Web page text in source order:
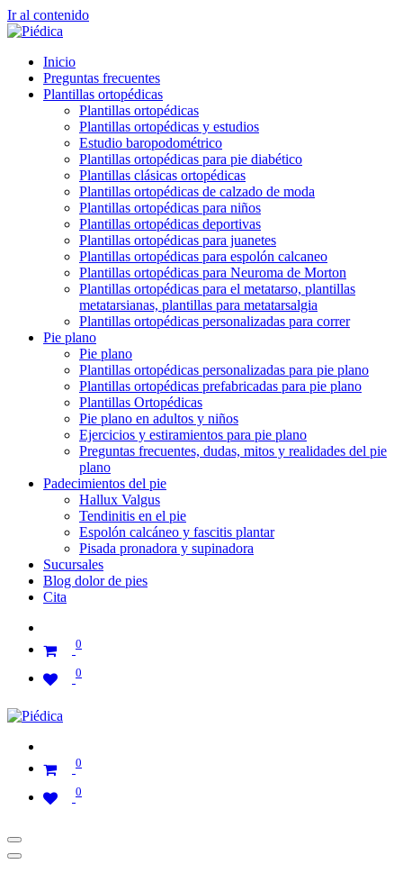
Ir al contenido
Inicio
Preguntas frecuentes
Plantillas ortopédicas
Plantillas ortopédicas
Plantillas ortopédicas y estudios
Estudio baropodométrico
Plantillas ortopédicas para pie diabético
Plantillas clásicas ortopédicas
Plantillas ortopédicas de calzado de moda
Plantillas ortopédicas para niños
Plantillas ortopédicas deportivas
Plantillas ortopédicas para juanetes
Plantillas ortopédicas para espolón calcaneo
Plantillas ortopédicas para Neuroma de Morton
Plantillas ortopédicas para el metatarso, plantillas
metatarsianas, plantillas para metatarsalgia
Plantillas ortopédicas personalizadas para correr
Pie plano
Pie plano
Plantillas ortopédicas personalizadas para pie plano
Plantillas ortopédicas prefabricadas para pie plano
Plantillas Ortopédicas
Pie plano en adultos y niños
Ejercicios y estiramientos para pie plano
Preguntas frecuentes, dudas, mitos y realidades del pie
plano
Padecimientos del pie
Hallux Valgus
Tendinitis en el pie
Espolón calcáneo y fascitis plantar
Pisada pronadora y supinadora
Sucursales
Blog dolor de pies
Cita
0
0
0
0